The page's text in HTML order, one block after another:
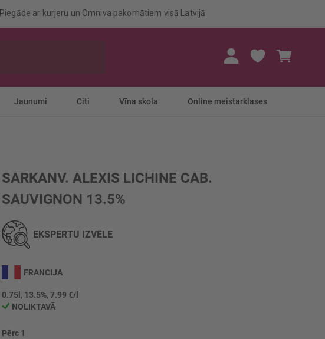
Piegāde ar kurjeru un Omniva pakomātiem visā Latvijā
Jaunumi Citi Vīna skola Online meistarklases
SARKANV. ALEXIS LICHINE CAB.
SAUVIGNON 13.5%
EKSPERTU IZVĒLE
FRANCIJA
0.75l, 13.5%, 7.99 €/l
NOLIKTAVĀ
Pērc 1